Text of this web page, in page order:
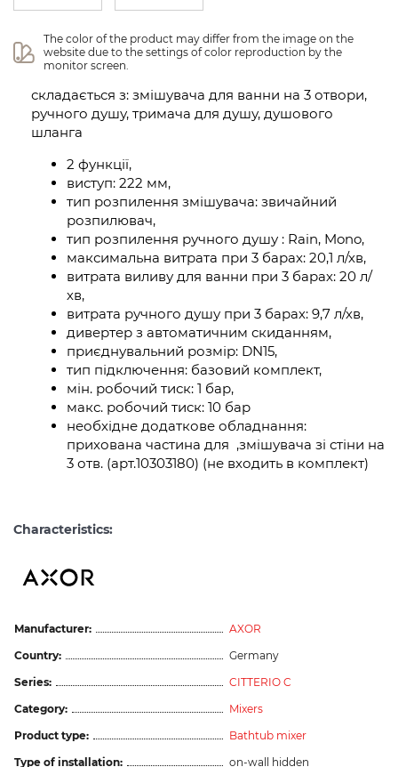
The color of the product may differ from the image on the
website due to the settings of color reproduction by the
monitor screen.
складається з: змішувача для ванни на 3 отвори,
ручного душу, тримача для душу, душового
шланга
2 функції,
виступ: 222 мм,
тип розпилення змішувача: звичайний
розпилювач,
тип розпилення ручного душу : Rain, Mono,
максимальна витрата при 3 барах: 20,1 л/хв,
витрата виливу для ванни при 3 барах: 20 л/
хв,
витрата ручного душу при 3 барах: 9,7 л/хв,
дивертер з автоматичним скиданням,
приєднувальний розмір: DN15,
тип підключення: базовий комплект,
мін. робочий тиск: 1 бар,
макс. робочий тиск: 10 бар
необхідне додаткове обладнання:
прихована частина для ,змішувача зі стіни на
3 отв. (арт.10303180) (не входить в комплект)
Characteristics:
Manufacturer:
AXOR
Country:
Germany
Series:
CITTERIO C
Category:
Mixers
Product type:
Bathtub mixer
Type of installation:
on-wall hidden